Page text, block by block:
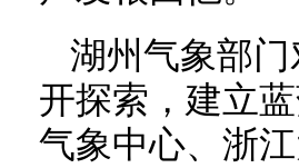
湖州气象部
开探索，建立
气象中心、浙